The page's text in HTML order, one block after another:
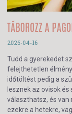
TÁBOROZZ A
2026-04-16
Tudd a gyerekedet
felejthetetlen
időtöltést pedig a
lesznek az ovisok és
választhatsz, és van
ezekre a hetekre,